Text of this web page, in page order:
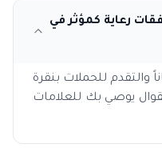
رعاية كمؤثر في
والتقدم للحملات بنقرة
يوصي بك للعلامات